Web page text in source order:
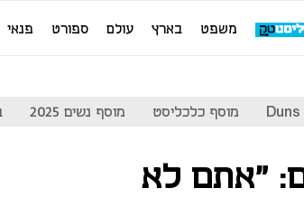
משפט בארץ עולם ספורט פנאי
Duns מוסף כלכליסט מוסף נשים 2025
"אתם לא